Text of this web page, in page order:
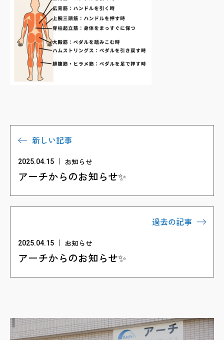
新しい記事
2025.04.15 お知らせ
アーチからのお知らせ✨
過去の記事
2025.04.15 お知らせ
アーチからのお知らせ✨